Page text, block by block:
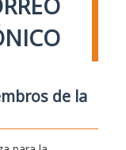
de la